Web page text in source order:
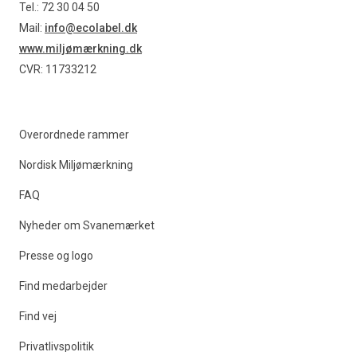
Tel.: 72 30 04 50
Mail: info@ecolabel.dk
www.miljømærkning.dk
CVR: 11733212
Overordnede rammer
Nordisk Miljømærkning
FAQ
Nyheder om Svanemærket
Presse og logo
Find medarbejder
Find vej
Privatlivspolitik